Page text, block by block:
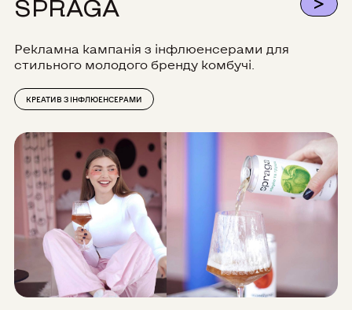
SPRAGA
Рекламна кампанія з інфлюенсерами для
стильного молодого бренду комбучі.
КРЕАТИВ З ІНФЛЮЕНСЕРАМИ